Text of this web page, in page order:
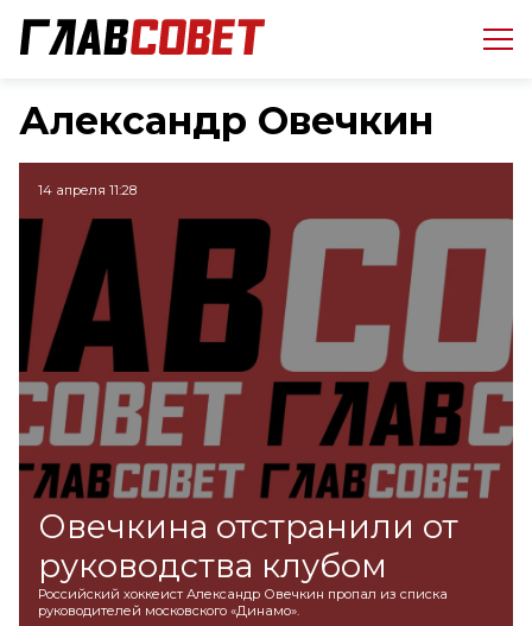
Александр Овечкин
14 апреля 11:28
Овечкина отстранили от
руководства клубом
Российский хоккеист Александр Овечкин пропал из списка
руководителей московского «Динамо».